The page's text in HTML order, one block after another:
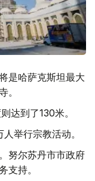
是哈萨克斯坦最大
。
达到了130米。
举行宗教活动。
努尔苏丹市市政府
支持。